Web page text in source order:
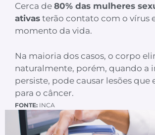
Cerca de 80% das mulheres
ativas terão contato com o vírus
momento da vida.
Na maioria dos casos, o corpo
naturalmente, porém, quando a
persiste, pode causar lesões que
para o câncer.
FONTE: INCA